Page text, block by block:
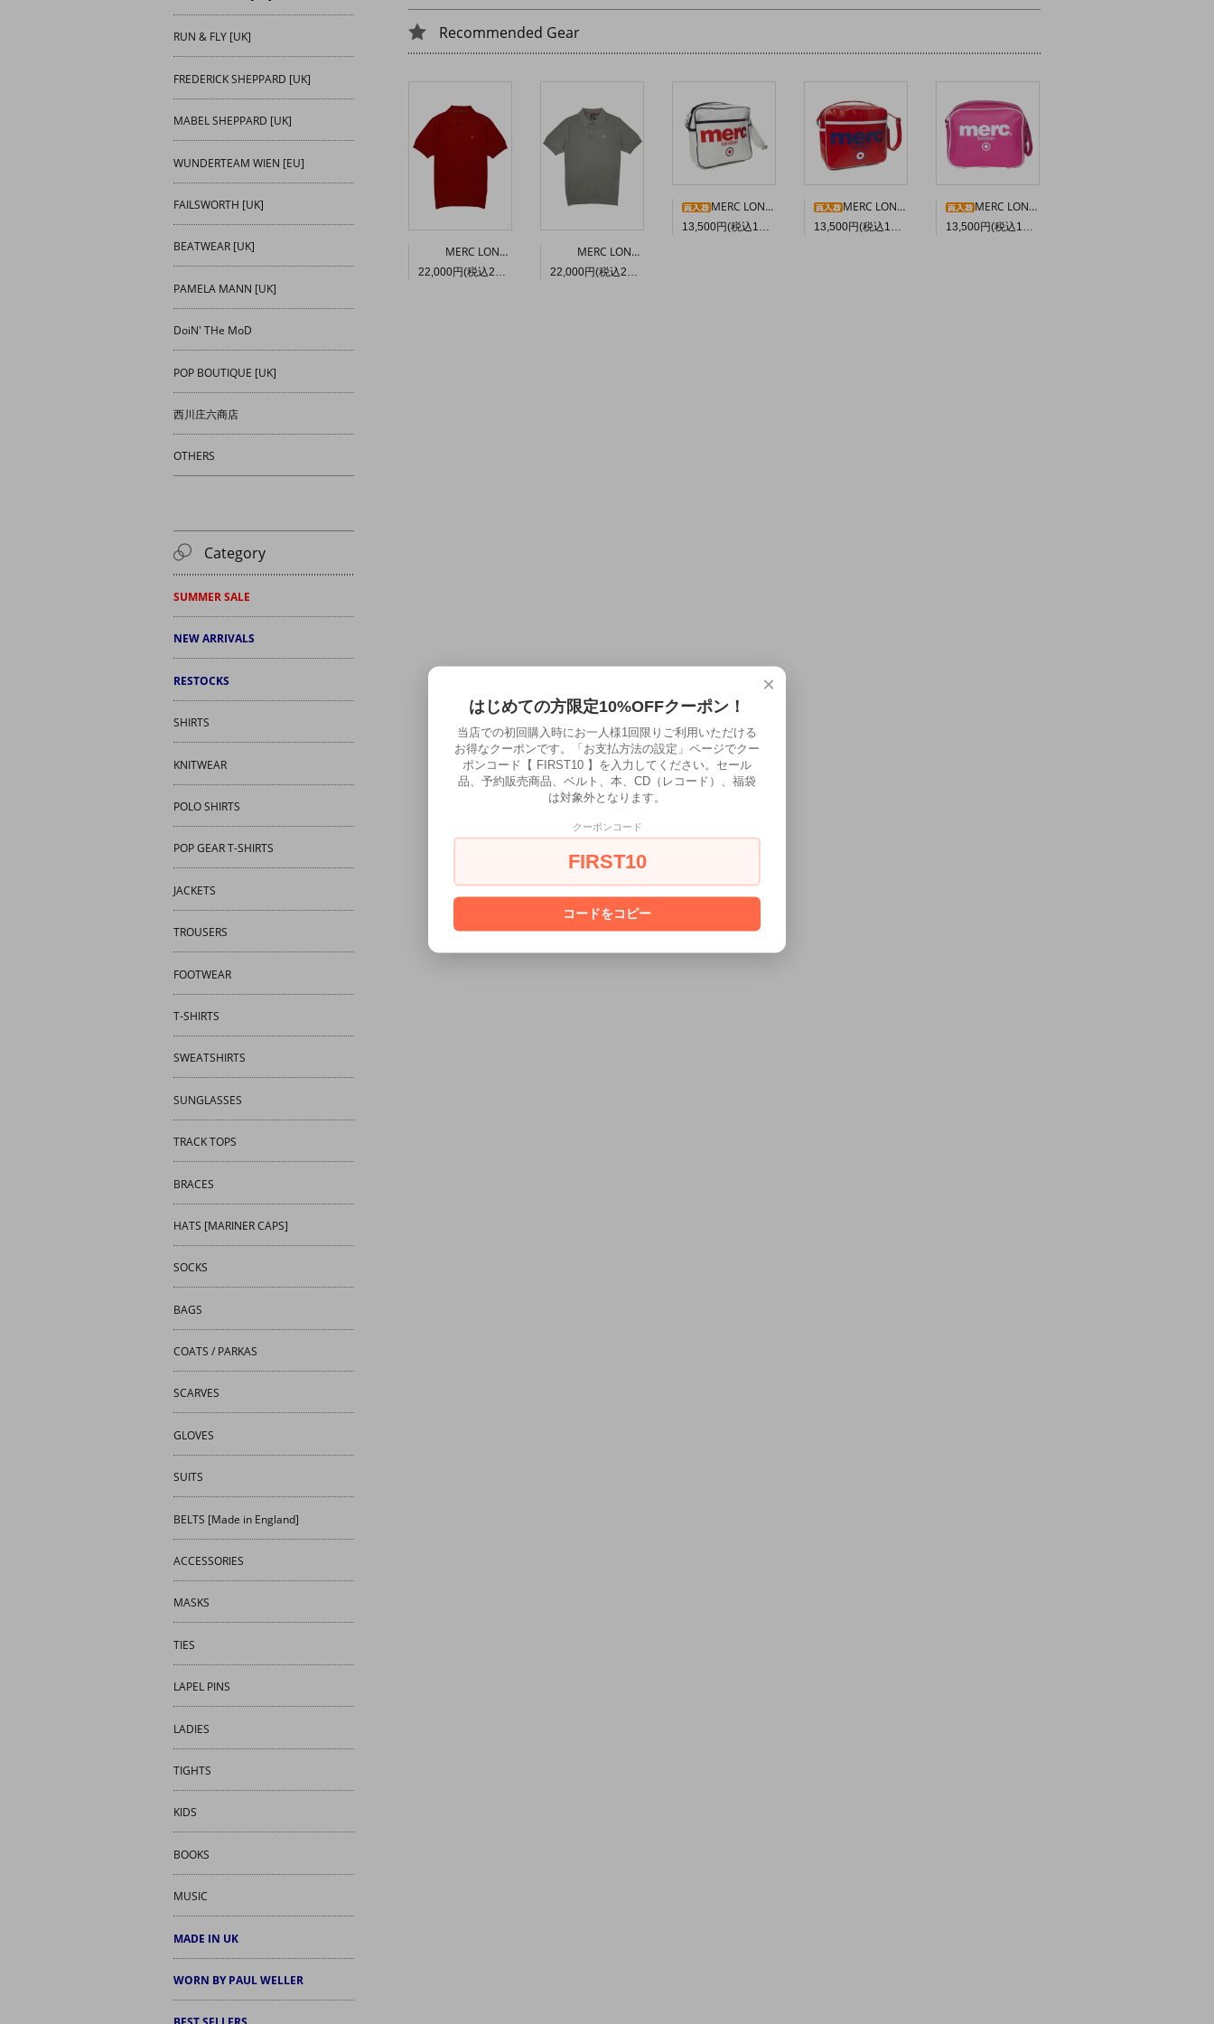
Recommended Gear
MERC LONDON “ARCHIE” マーセライズド コットン ニットポロ〈シエナ色〉
22,000円(税込24,200円)
MERC LONDON “ARCHIE” マーセライズド コットン ニットポロ〈セージ〉
22,000円(税込24,200円)
MERC LONDON エアラインバッグ〈ホワイト〉
13,500円(税込14,850円)
MERC LONDON エアラインバッグ〈レッド〉
13,500円(税込14,850円)
MERC LONDON “OLLIE” ショルダーバッグ〈ピンク〉
13,500円(税込14,850円)
RUN & FLY [UK]
FREDERICK SHEPPARD [UK]
MABEL SHEPPARD [UK]
WUNDERTEAM WIEN [EU]
FAILSWORTH [UK]
BEATWEAR [UK]
PAMELA MANN [UK]
DoiN' THe MoD
POP BOUTIQUE [UK]
西川庄六商店
OTHERS
Category
SUMMER SALE
NEW ARRIVALS
RESTOCKS
SHIRTS
KNITWEAR
POLO SHIRTS
POP GEAR T-SHIRTS
JACKETS
TROUSERS
FOOTWEAR
T-SHIRTS
SWEATSHIRTS
SUNGLASSES
TRACK TOPS
BRACES
HATS [MARINER CAPS]
SOCKS
BAGS
COATS / PARKAS
SCARVES
GLOVES
SUITS
BELTS [Made in England]
ACCESSORIES
MASKS
TIES
LAPEL PINS
LADIES
TIGHTS
KIDS
BOOKS
MUSIC
MADE IN UK
WORN BY PAUL WELLER
×
はじめての方限定10%OFFクーポン！
当店での初回購入時にお一人様1回限りご利用いただける
お得なクーポンです。「お支払方法の設定」ページでクー
ポンコード【 FIRST10 】を入力してください。セール
品、予約販売商品、ベルト、本、CD（レコード）、福袋
は対象外となります。
クーポンコード
FIRST10
コードをコピー